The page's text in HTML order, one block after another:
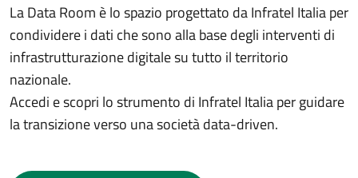
La Data Room è lo spazio progettato da Infratel Italia per
condividere i dati che sono alla base degli interventi di
infrastrutturazione digitale su tutto il territorio
nazionale.
Accedi e scopri lo strumento di Infratel Italia per guidare
la transizione verso una società data-driven.